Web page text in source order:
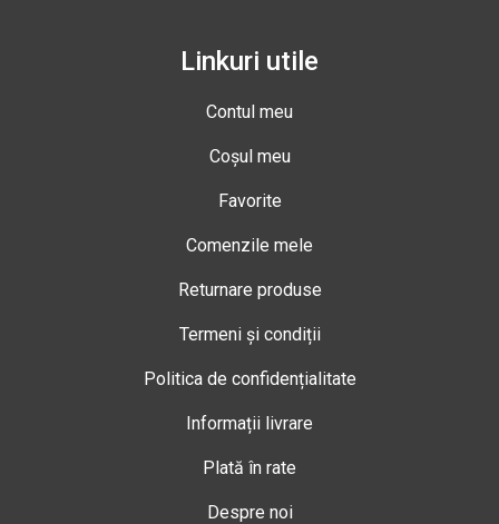
Linkuri utile
Contul meu
Coșul meu
Favorite
Comenzile mele
Returnare produse
Termeni și condiții
Politica de confidențialitate
Informații livrare
Plată în rate
Despre noi